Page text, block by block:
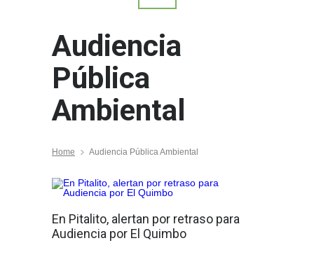
Audiencia
Pública
Ambiental
Home Audiencia Pública Ambiental
En Pitalito, alertan por retraso para
Audiencia por El Quimbo